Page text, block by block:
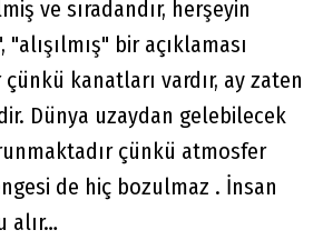
ve sıradandır, herşeyin
bir açıklaması
çünkü kanatları vardır, ay zaten
Dünya uzaydan gelebilecek
çünkü atmosfer
de hiç bozulmaz . İnsan
alır…